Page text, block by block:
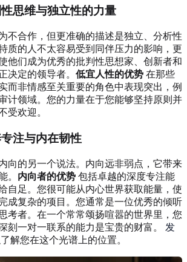
思维与独立性的力量
不合作，但更准确的描述是独立、分析性
质的人不太容易受到同伴压力的影响，更
他们成为优秀的批判性思想家、创新者和
决定的领导者。 低宜人性的优势 在那些
而非情感至关重要的角色中表现突出，例
计领域。您的力量在于您能够坚持原则并
受欢迎。
注与内在韧性
向的另一个说法。内向远非弱点，它带来
。 内向者的优势 包括卓越的深度专注能
自足。您很可能从内心世界获取能量，使
成复杂的项目。您通常是一位优秀的倾听
考者。在一个常常颂扬喧嚣的世界里，您
刻一对一联系的能力是宝贵的财富。 发
了解您在这个光谱上的位置。